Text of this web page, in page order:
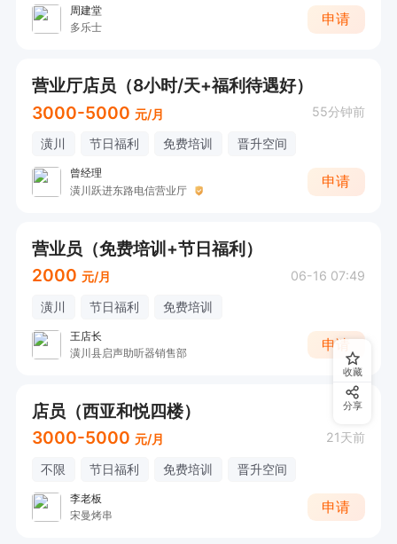
周建堂
多乐士
申请
营业厅店员（8小时/天+福利待遇好）
3000-5000 元/月 55分钟前
潢川 节日福利 免费培训 晋升空间
曾经理
潢川跃进东路电信营业厅
申请
营业员（免费培训+节日福利）
2000 元/月 06-16 07:49
潢川 节日福利 免费培训
王店长
潢川县启声助听器销售部
申请
店员（西亚和悦四楼）
3000-5000 元/月 21天前
不限 节日福利 免费培训 晋升空间
李老板
宋曼烤串
申请
收藏
分享